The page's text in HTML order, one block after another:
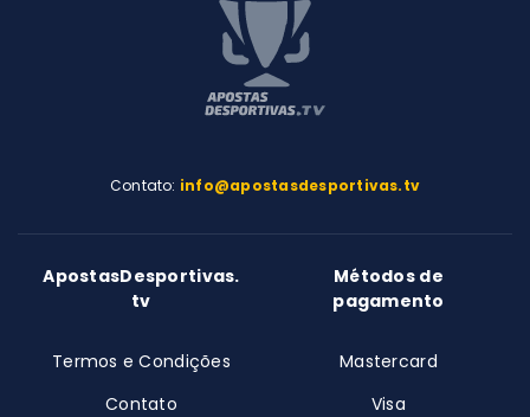
Contato: info@apostasdesportivas.tv
ApostasDesportivas.
tv
Termos e Condições
Contato
Métodos de
pagamento
Mastercard
Visa